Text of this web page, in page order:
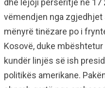
dhe lejoji perseritje ne 17
vëmendjen nga zgjedhjet
mënyrë tinëzare po i
Kosovë, duke
kundër linjës së ish
politikës amerikane.